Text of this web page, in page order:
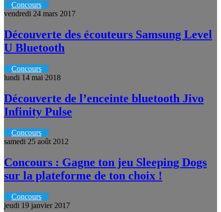
Concours
vendredi 24 mars 2017
Découverte des écouteurs Samsung Level
U Bluetooth
Concours
lundi 14 mai 2018
Découverte de l’enceinte bluetooth Jivo
Infinity Pulse
Concours
samedi 25 août 2012
Concours : Gagne ton jeu Sleeping Dogs
sur la plateforme de ton choix !
Concours
jeudi 19 janvier 2017